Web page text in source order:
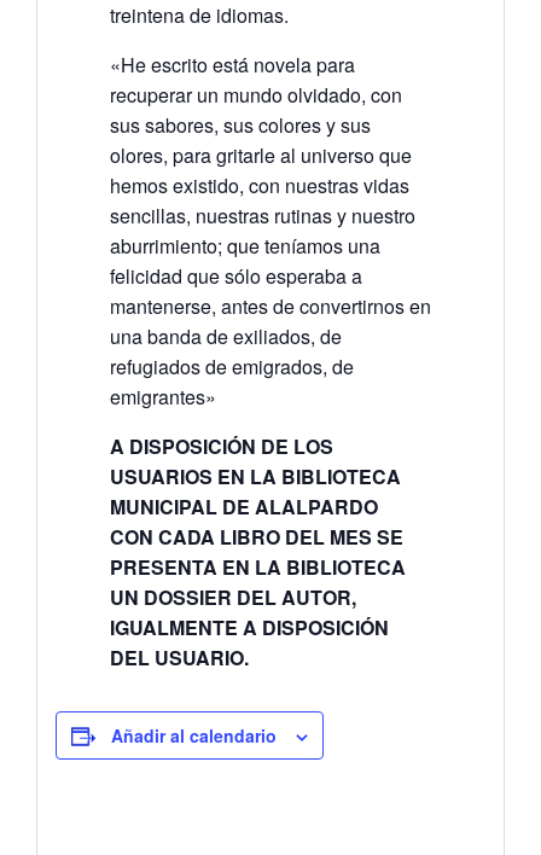
treintena de idiomas.
«He escrito está novela para
recuperar un mundo olvidado, con
sus sabores, sus colores y sus
olores, para gritarle al universo que
hemos existido, con nuestras vidas
sencillas, nuestras rutinas y nuestro
aburrimiento; que teníamos una
felicidad que sólo esperaba a
mantenerse, antes de convertirnos en
una banda de exiliados, de
refugiados de emigrados, de
emigrantes»
A DISPOSICIÓN DE LOS
USUARIOS EN LA BIBLIOTECA
MUNICIPAL DE ALALPARDO
CON CADA LIBRO DEL MES SE
PRESENTA EN LA BIBLIOTECA
UN DOSSIER DEL AUTOR,
IGUALMENTE A DISPOSICIÓN
DEL USUARIO.
Añadir al calendario